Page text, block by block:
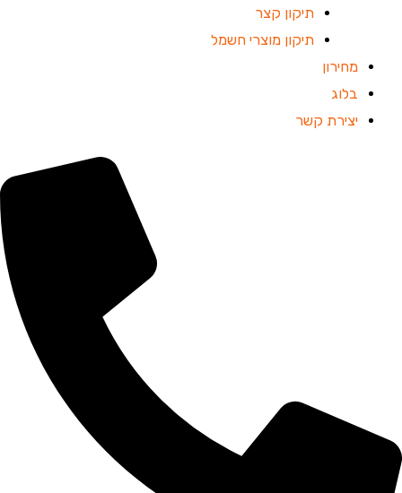
תיקון קצר
תיקון מוצרי חשמל
מחירון
בלוג
יצירת קשר